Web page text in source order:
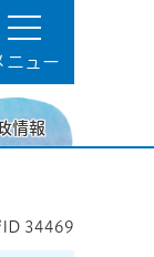
ニュー
情報
ID 34469